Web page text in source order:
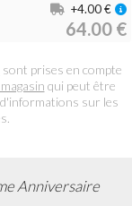
64.00 €
+4.00 €
sont prises en compte
qui peut être
sur les
Anniversaire